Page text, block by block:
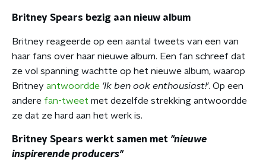
Britney Spears bezig aan nieuw album
Britney reageerde op een aantal tweets van een van
haar fans over haar nieuwe album. Een fan schreef dat
ze vol spanning wachtte op het nieuwe album, waarop
Britney antwoordde 'Ik ben ook enthousiast!'. Op een
andere fan-tweet met dezelfde strekking antwoordde
ze dat ze hard aan het werk is.
Britney Spears werkt samen met "nieuwe
inspirerende producers"